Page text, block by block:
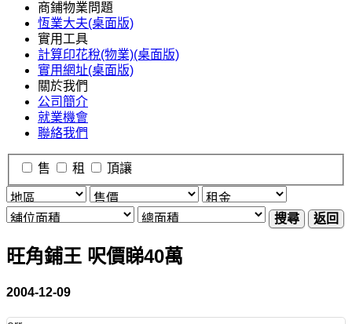
商鋪物業問題
恆業大夫(桌面版)
實用工具
計算印花稅(物業)(桌面版)
實用網址(桌面版)
關於我們
公司簡介
就業機會
聯絡我們
售 租 頂讓
搜尋 返回
旺角鋪王 呎價睇40萬
2004-12-09